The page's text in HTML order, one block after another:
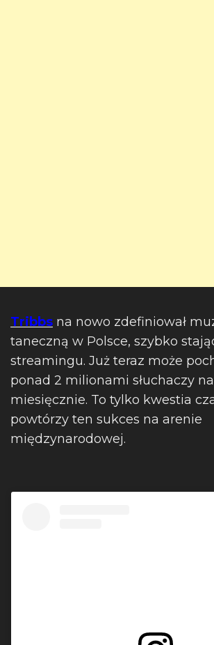
Tribbs na nowo zdefiniował
taneczną w Polsce, szybko
streamingu. Już teraz może
ponad 2 milionami słuchaczy
miesięcznie. To tylko kwestia
powtórzy ten sukces na arenie
międzynarodowej.